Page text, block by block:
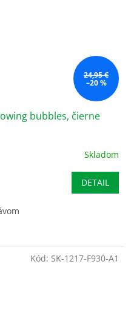
24,95 €
–20 %
bubbles, čierne
Skladom
DETAIL
Kód: SK-1217-F930-A1